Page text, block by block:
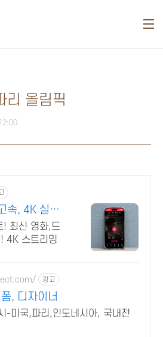
리 올림픽
속, 4K 실시
! 최신 영화,드
4K 스트리밍
광고
, 디자이너
-미국,파리,인도네시아, 국내전